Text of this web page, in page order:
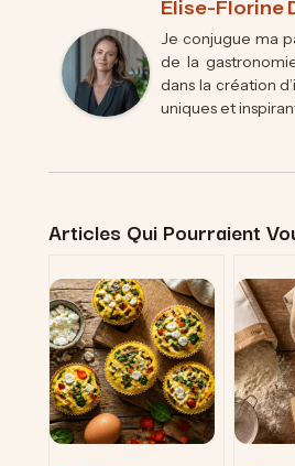
Élise-Florine
Je conjugue ma
de la
dans la création
uniques et
Articles Qui Pourraient